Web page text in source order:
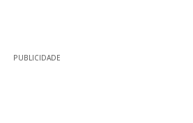
PUBLICIDADE